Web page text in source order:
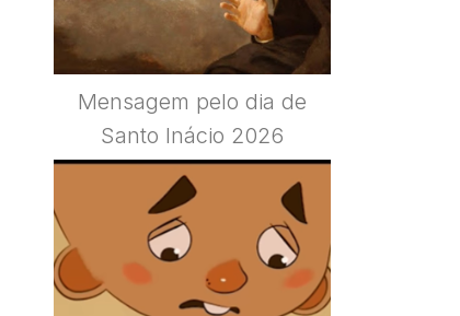
Mensagem pelo dia de
Santo Inácio 2026